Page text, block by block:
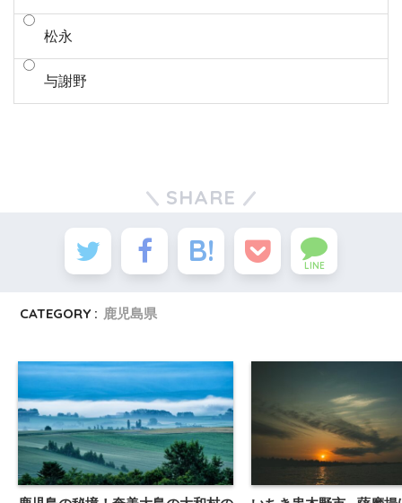
松永
与謝野
SHARE
LINE
CATEGORY : 鹿児島県